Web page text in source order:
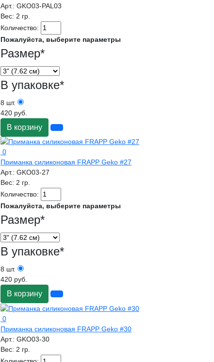
Арт.: GKO03-PAL03
Вес: 2 гр.
Количество:
Пожалуйста, выберите параметры
Размер*
В упаковке*
8 шт.
420 руб.
В корзину
0
Приманка силиконовая FRAPP Geko #27
Арт.: GKO03-27
Вес: 2 гр.
Количество:
Пожалуйста, выберите параметры
Размер*
В упаковке*
8 шт.
420 руб.
В корзину
0
Приманка силиконовая FRAPP Geko #30
Арт.: GKO03-30
Вес: 2 гр.